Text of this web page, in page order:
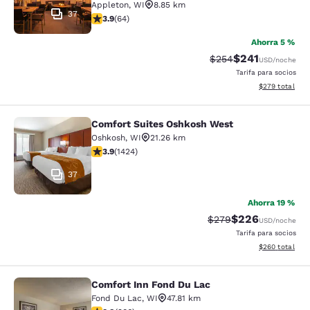
37
Appleton, WI
8.85 km
calificación de 3.92 estrellas. Bueno. 64 reseñas
3.9(64)
Ahorra 5 %
Precio tachado:
$254Precio con
$241USD/noche
Tarifa para socios
Ver detalles
$279 total
Comfort Suites Oshkosh West
37
Comfort Suites Oshkosh West
Oshkosh, WI
21.26 km
calificación de 3.87 estrellas. Bueno. 1424 reseñas
3.9(1424)
Ahorra 19 %
Precio tachado:
$279Precio con
$226USD/noche
Tarifa para socios
Ver detalles
$260 total
Comfort Inn Fond Du Lac
Comfort Inn Fond Du Lac
Fond Du Lac, WI
47.81 km